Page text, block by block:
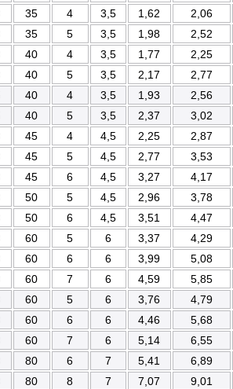
35 4 3,5 1,62
2,06
35 5 3,5 1,98
2,52
40 4 3,5 1,77
2,25
40 5 3,5 2,17
2,77
40 4 3,5 1,93
2,56
40 5 3,5 2,37
3,02
45 4 4,5 2,25
2,87
45 5 4,5 2,77
3,53
45 6 4,5 3,27
4,17
50 5 4,5 2,96
3,78
50 6 4,5 3,51
4,47
60 5 6 3,37
4,29
60 6 6 3,99
5,08
60 7 6 4,59
5,85
60 5 6 3,76
4,79
60 6 6 4,46
5,68
60 7 6 5,14
6,55
80 6 7 5,41
6,89
80 8 7 7,07
9,01